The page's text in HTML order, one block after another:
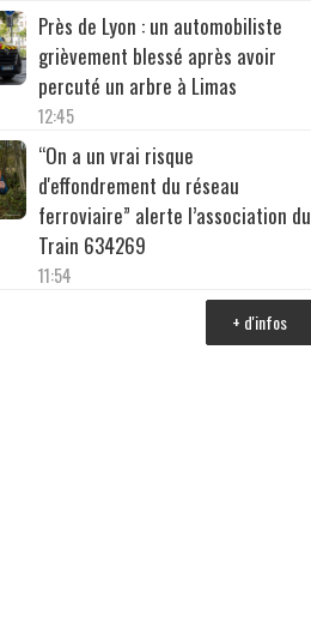
Près de Lyon : un automobiliste
grièvement blessé après avoir
percuté un arbre à Limas
12:45
“On a un vrai risque
d'effondrement du réseau
ferroviaire” alerte l’association du
Train 634269
11:54
+ d'infos